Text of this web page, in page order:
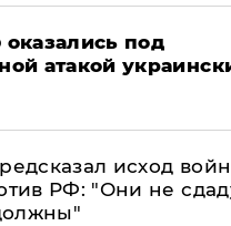
под
атакой
исход
РФ: "Они не